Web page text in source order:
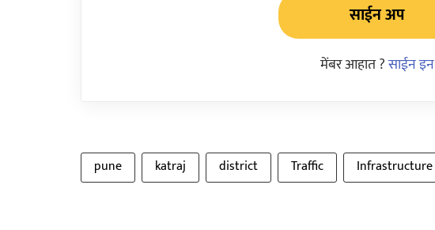
साईन अप
मेंबर आहात ?साईन इन
pune katraj district Traffic Infrastructure